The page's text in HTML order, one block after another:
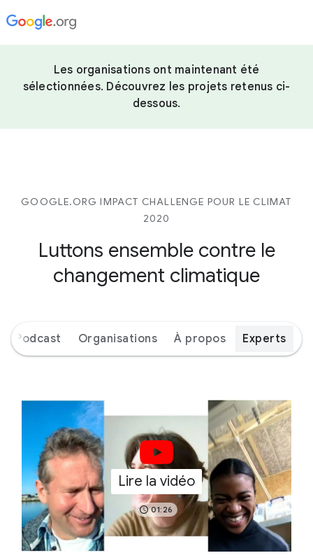
Les organisations ont maintenant été
sélectionnées. Découvrez les projets retenus ci-
dessous.
GOOGLE.ORG IMPACT CHALLENGE POUR LE CLIMAT
2020
Luttons ensemble contre le
changement climatique
Podcast Organisations À propos Experts
Lire la vidéo
01:26